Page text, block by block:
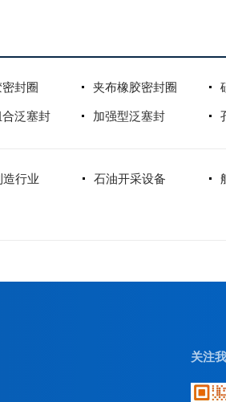
封圈 夹布橡胶密封圈
泛塞封 加强型泛塞封
行业 石油开采设备
关注